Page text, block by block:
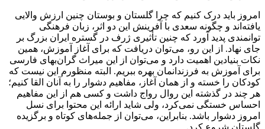
امروز باید درک کنیم که چرا گلستان و بوستان چنین ارزش والایی
یافته‌اند و چگونه سعدی با آفرینش این دو اثر، زبان فرهنگی
توانمندی پدید آورد که چنین تأثیری ژرف در گستره ایران بزرگ بر
جای نهاد. از این رو، می‌توان دریافت که برای آغاز آموزش، همین
نکات بنیادین اهمیت دارد و می‌توان از این میراث گران‌بهای فارسی
برای آموزش به فرزندانمان بهره ببریم. البته منظورم این نیست که
کودکان را خسته و از همان آغاز، مفاهیم دشوار را به آنان القا کنیم؛
هر چند در گذشته این روال رواج داشت و کسی هم از این مفاهیم
احساس خستگی نمی‌کرد، ولی شاید ارائه این محتوا برای نسل
امروز دشوار باشد. بنابراین، می‌توان از جمله‌های کوتاه و برگزیده
گلستان شروع کرد.